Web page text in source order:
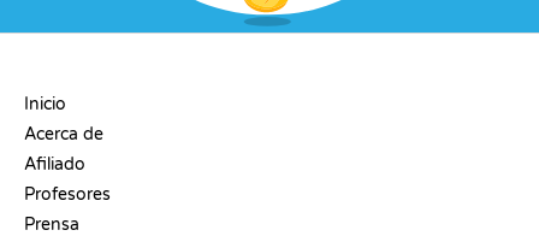
Inicio
Acerca de
Afiliado
Profesores
Prensa